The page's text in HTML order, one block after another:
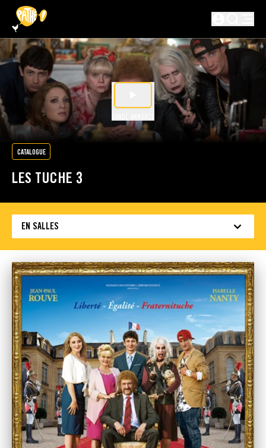
PASSER AU CONTENU PRINCIPAL
BANDE-ANNONCE
CATALOGUE
LES TUCHE 3
EN SALLES